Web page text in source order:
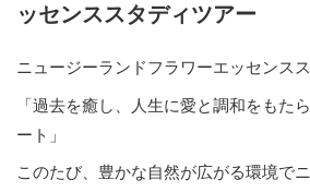
ッセンススタディツアー
ニュージーランドフラワーエッセンス
「過去を癒し、人生に愛と調和をもた
ート」
このたび、豊かな自然が広がる環境で